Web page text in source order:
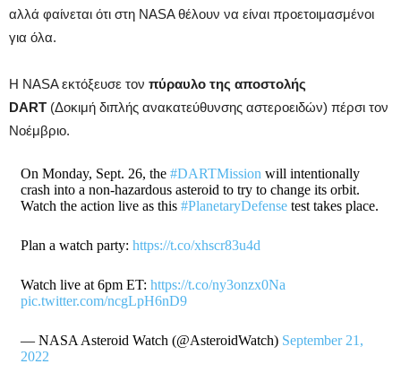
αλλά φαίνεται ότι στη NASA θέλουν να είναι προετοιμασμένοι
για όλα.
Η NASA εκτόξευσε τον πύραυλο της αποστολής
DART (Δοκιμή διπλής ανακατεύθυνσης αστεροειδών) πέρσι τον
Νοέμβριο.
On Monday, Sept. 26, the #DARTMission will intentionally
crash into a non-hazardous asteroid to try to change its orbit.
Watch the action live as this #PlanetaryDefensetest takes place.
Plan a watch party: https://t.co/xhscr83u4d
Watch live at 6pm ET: https://t.co/ny3onzx0Na
pic.twitter.com/ncgLpH6nD9
— NASA Asteroid Watch (@AsteroidWatch) September 21,
2022